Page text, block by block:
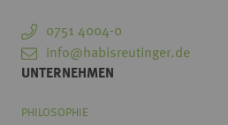
0751 4004-0
info@habisreutinger.de
UNTERNEHMEN
PHILOSOPHIE